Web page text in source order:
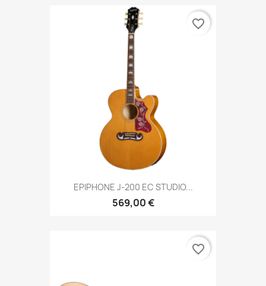
EPIPHONE J-200 EC STUDIO...
569,00 €
favorite_border
favorite_border